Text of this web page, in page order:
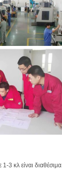
3 κλ είναι διαθέσιμα.